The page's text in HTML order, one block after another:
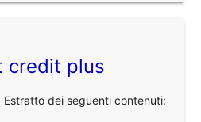
credit plus
dei seguenti contenuti: